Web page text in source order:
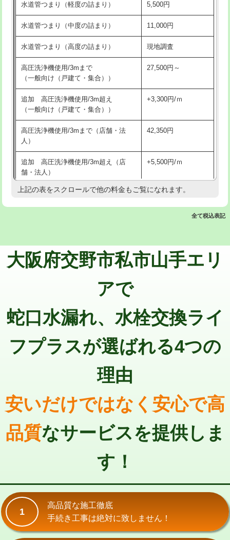
洗面台設置 38,500円
化粧台設置 22,000円
追加人工 16,500円
廃棄・処分 現場見積
※給水管工事は20mmまでの価格です。
交換・取付(排水栓・排水トラップ
22,000円+材料費
持込商品取付（混合水栓）
持込商品取付（浄水器・分岐水栓） 16,500円
業）
排水管工事（追加 排水管工事/3ｍ超
え）
マス交換（土の掘削・埋め戻し作業） 11,000円~
マス交換（深さ50㎝以上） 66,000円
コンクリート斫り（厚さ10㎝超え）
モルタル補修（厚さ10㎝まで） 27,500円
モルタル補修（厚さ10㎝超え）
追加人工 16,500円
水道管つまり（軽度の詰まり） 5,500円
水道管つまり（中度の詰まり） 11,000円
水道管つまり（高度の詰まり） 現地調査
高圧洗浄機使用/3mまで
（一般向け（戸建て・集合））
27,500円～
追加 高圧洗浄機使用/3m超え
（一般向け（戸建て・集合））
+3,300円/ｍ
高圧洗浄機使用/3mまで（店舗・法
人）
42,350円
追加 高圧洗浄機使用/3m超え（店
舗・法人）
+5,500円/ｍ
高度高圧洗浄換 現地調査
追加トーラー機使用/3m超え +3,300円
止水・漏水調査・防水処理・清掃・修
11,000円
止水・漏水調査・防水処理・清掃・修
22,000円
止水・漏水調査・防水処理・清掃・修
その他部品の脱着 8,800円～
交換・取付（タンク） 22,000円+材料費
交換・取付(単水栓（壁付・デッキ
式・ワンホール）)
交換・取付(排水栓・排水トラップ
（P/S/ポップアップ））
22,000円+材料費
上記の表をスクロールで他の料金もご覧になれます。
全て税込表記
大阪府交野市私市山手エリ
アで
蛇口水漏れ、水栓交換ライ
フプラスが選ばれる4つの
理由
安いだけではなく安心で高
品質なサービスを提供しま
す！
1
高品質な施工徹底
手続き工事は絶対に致しません！